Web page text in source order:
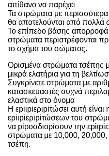
απίθανο να παρέχει
Τα στρώματα με
θα αποτελούνται από πολλά
Το επίπεδο βάσης απορροφά
στρώματα περιστρέφονται
το σχήμα του σώματος.
Ορισμένα στρώματα τσέπης
μικρά ελατήρια για τη
Συγκρίνετε στρώματα με
κατασκευαστές συχνά
ελαστικά στο όνομα
Η εpiιpiεριpiτώσει αυτή
εpiιpiεριpiτώσεων του
να piροσδιορίσουν την
στρώματα με 10,000, 20,000,
τσέπη.